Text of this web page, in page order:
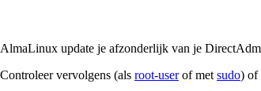
AlmaLinux update je afzonderlijk van je
Controleer vervolgens (als root-userof metsudo) of